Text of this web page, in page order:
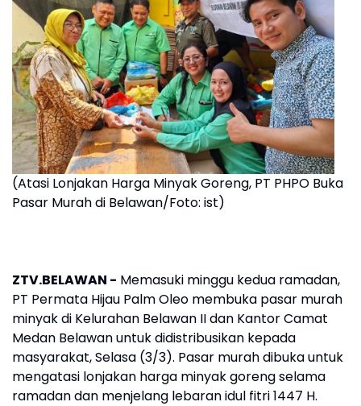
(Atasi Lonjakan Harga Minyak Goreng, PT PHPO Buka
Pasar Murah di Belawan/Foto: ist)
ZTV.BELAWAN - Memasuki minggu kedua ramadan,
PT Permata Hijau Palm Oleo membuka pasar murah
minyak di Kelurahan Belawan II dan Kantor Camat
Medan Belawan untuk didistribusikan kepada
masyarakat, Selasa (3/3). Pasar murah dibuka untuk
mengatasi lonjakan harga minyak goreng selama
ramadan dan menjelang lebaran idul fitri 1447 H.